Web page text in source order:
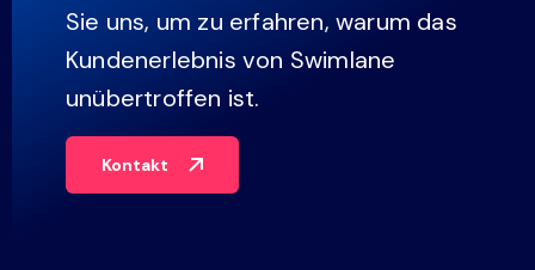
Sie uns, um zu erfahren, warum das
Kundenerlebnis von Swimlane
unübertroffen ist.
Kontakt